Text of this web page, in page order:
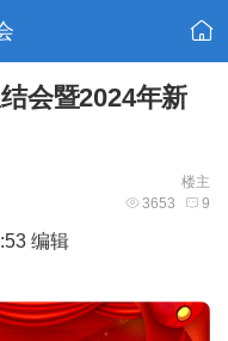
会暨2024年新
楼主
3653 9
编辑